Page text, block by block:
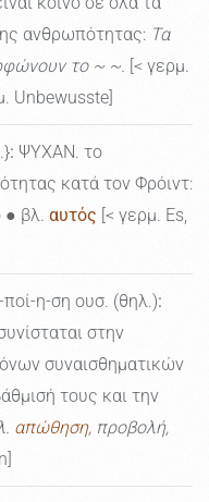
ανθρωπότητας: Τα
το ~ ~. [< γερμ.
Unbewusste]
: ΨΥΧΑΝ. το
κατά τον Φρόιντ:
● βλ. αυτός [< γερμ. Es,
ποί-η-ση ουσ. (θηλ.):
στην
συναισθηματικών
τους και την
απώθηση, προβολή,